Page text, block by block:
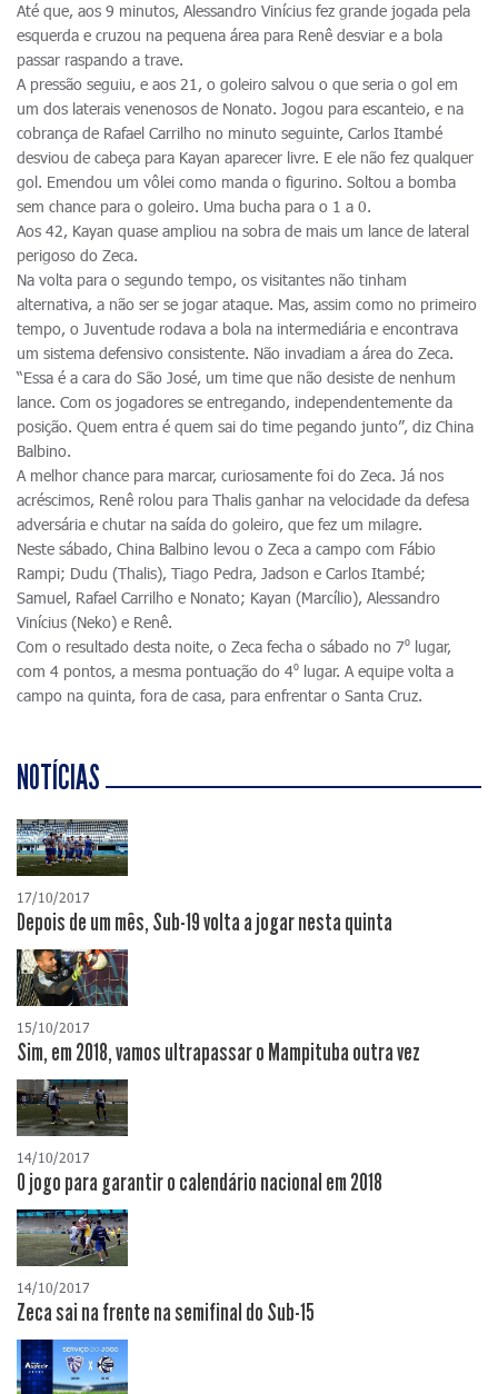
Até que, aos 9 minutos, Alessandro Vinícius fez grande jogada pela
esquerda e cruzou na pequena área para Renê desviar e a bola
passar raspando a trave.
A pressão seguiu, e aos 21, o goleiro salvou o que seria o gol em
um dos laterais venenosos de Nonato. Jogou para escanteio, e na
cobrança de Rafael Carrilho no minuto seguinte, Carlos Itambé
desviou de cabeça para Kayan aparecer livre. E ele não fez qualquer
gol. Emendou um vôlei como manda o figurino. Soltou a bomba
sem chance para o goleiro. Uma bucha para o 1 a 0.
Aos 42, Kayan quase ampliou na sobra de mais um lance de lateral
perigoso do Zeca.
Na volta para o segundo tempo, os visitantes não tinham
alternativa, a não ser se jogar ataque. Mas, assim como no primeiro
tempo, o Juventude rodava a bola na intermediária e encontrava
um sistema defensivo consistente. Não invadiam a área do Zeca.
“Essa é a cara do São José, um time que não desiste de nenhum
lance. Com os jogadores se entregando, independentemente da
posição. Quem entra é quem sai do time pegando junto”, diz China
Balbino.
A melhor chance para marcar, curiosamente foi do Zeca. Já nos
acréscimos, Renê rolou para Thalis ganhar na velocidade da defesa
adversária e chutar na saída do goleiro, que fez um milagre.
Neste sábado, China Balbino levou o Zeca a campo com Fábio
Rampi; Dudu (Thalis), Tiago Pedra, Jadson e Carlos Itambé;
Samuel, Rafael Carrilho e Nonato; Kayan (Marcílio), Alessandro
Vinícius (Neko) e Renê.
Com o resultado desta noite, o Zeca fecha o sábado no 7⁰ lugar,
com 4 pontos, a mesma pontuação do 4⁰ lugar. A equipe volta a
campo na quinta, fora de casa, para enfrentar o Santa Cruz.
NOTÍCIAS
17/10/2017
Depois de um mês, Sub-19 volta a jogar nesta quinta
15/10/2017
Sim, em 2018, vamos ultrapassar o Mampituba outra vez
14/10/2017
O jogo para garantir o calendário nacional em 2018
14/10/2017
Zeca sai na frente na semifinal do Sub-15